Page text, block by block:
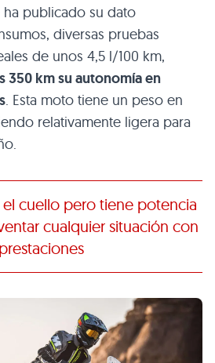
publicado su dato
diversas pruebas
de unos 4,5 l/100 km,
350 km su autonomía en
. Esta moto tiene un peso en
relativamente ligera para
cuello pero tiene potencia
cualquier situación con